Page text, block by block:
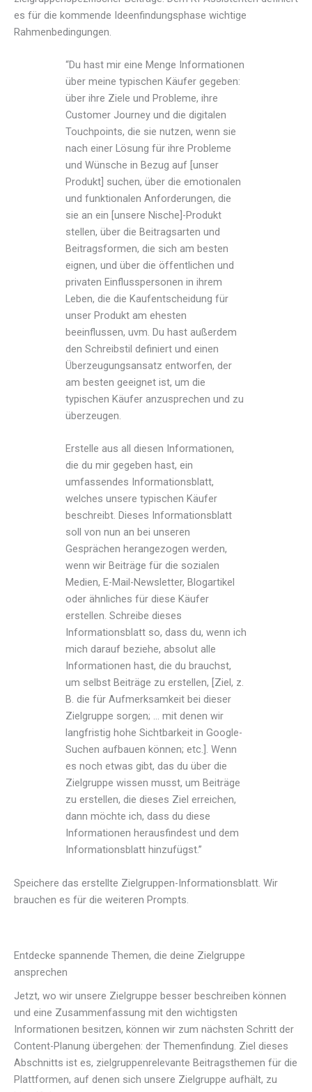
es für die kommende Ideenfindungsphase wichtige
Rahmenbedingungen.
“Du hast mir eine Menge Informationen
über meine typischen Käufer gegeben:
über ihre Ziele und Probleme, ihre
Customer Journey und die digitalen
Touchpoints, die sie nutzen, wenn sie
nach einer Lösung für ihre Probleme
und Wünsche in Bezug auf [unser
Produkt] suchen, über die emotionalen
und funktionalen Anforderungen, die
sie an ein [unsere Nische]-Produkt
stellen, über die Beitragsarten und
Beitragsformen, die sich am besten
eignen, und über die öffentlichen und
privaten Einflusspersonen in ihrem
Leben, die die Kaufentscheidung für
unser Produkt am ehesten
beeinflussen, uvm. Du hast außerdem
den Schreibstil definiert und einen
Überzeugungsansatz entworfen, der
am besten geeignet ist, um die
typischen Käufer anzusprechen und zu
überzeugen.
Erstelle aus all diesen Informationen,
die du mir gegeben hast, ein
umfassendes Informationsblatt,
welches unsere typischen Käufer
beschreibt. Dieses Informationsblatt
soll von nun an bei unseren
Gesprächen herangezogen werden,
wenn wir Beiträge für die sozialen
Medien, E-Mail-Newsletter, Blogartikel
oder ähnliches für diese Käufer
erstellen. Schreibe dieses
Informationsblatt so, dass du, wenn ich
mich darauf beziehe, absolut alle
Informationen hast, die du brauchst,
um selbst Beiträge zu erstellen, [Ziel, z.
B. die für Aufmerksamkeit bei dieser
Zielgruppe sorgen; … mit denen wir
langfristig hohe Sichtbarkeit in Google-
Suchen aufbauen können; etc.]. Wenn
es noch etwas gibt, das du über die
Zielgruppe wissen musst, um Beiträge
zu erstellen, die dieses Ziel erreichen,
dann möchte ich, dass du diese
Informationen herausfindest und dem
Informationsblatt hinzufügst.”
Speichere das erstellte Zielgruppen-Informationsblatt. Wir
brauchen es für die weiteren Prompts.
Entdecke spannende Themen, die deine Zielgruppe
ansprechen
Jetzt, wo wir unsere Zielgruppe besser beschreiben können
und eine Zusammenfassung mit den wichtigsten
Informationen besitzen, können wir zum nächsten Schritt der
Content-Planung übergehen: der Themenfindung. Ziel dieses
Abschnitts ist es, zielgruppenrelevante Beitragsthemen für die
Plattformen, auf denen sich unsere Zielgruppe aufhält, zu